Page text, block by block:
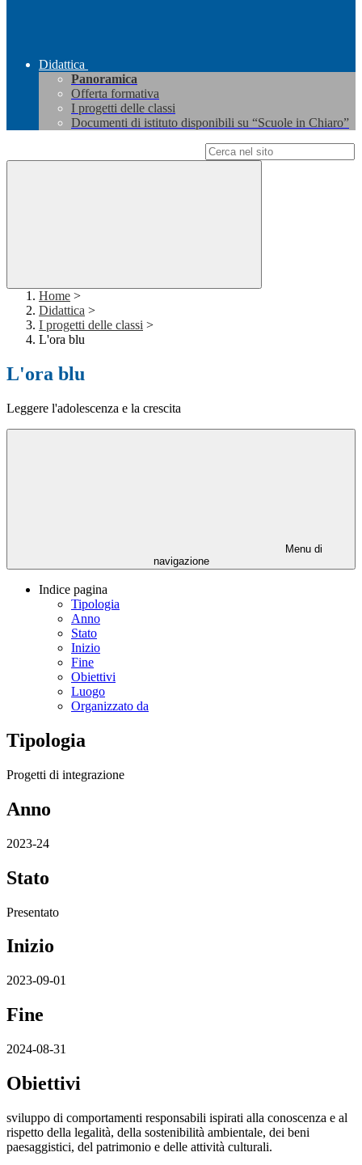
Didattica
Panoramica
Offerta formativa
I progetti delle classi
Documenti di istituto disponibili su “Scuole in Chiaro”
Home >
Didattica >
I progetti delle classi >
L'ora blu
L'ora blu
Leggere l'adolescenza e la crescita
Menu di
navigazione
Indice pagina
Tipologia
Anno
Stato
Inizio
Fine
Obiettivi
Luogo
Organizzato da
Tipologia
Progetti di integrazione
Anno
2023-24
Stato
Presentato
Inizio
2023-09-01
Fine
2024-08-31
Obiettivi
sviluppo di comportamenti responsabili ispirati alla conoscenza e al
rispetto della legalità, della sostenibilità ambientale, dei beni
paesaggistici, del patrimonio e delle attività culturali.